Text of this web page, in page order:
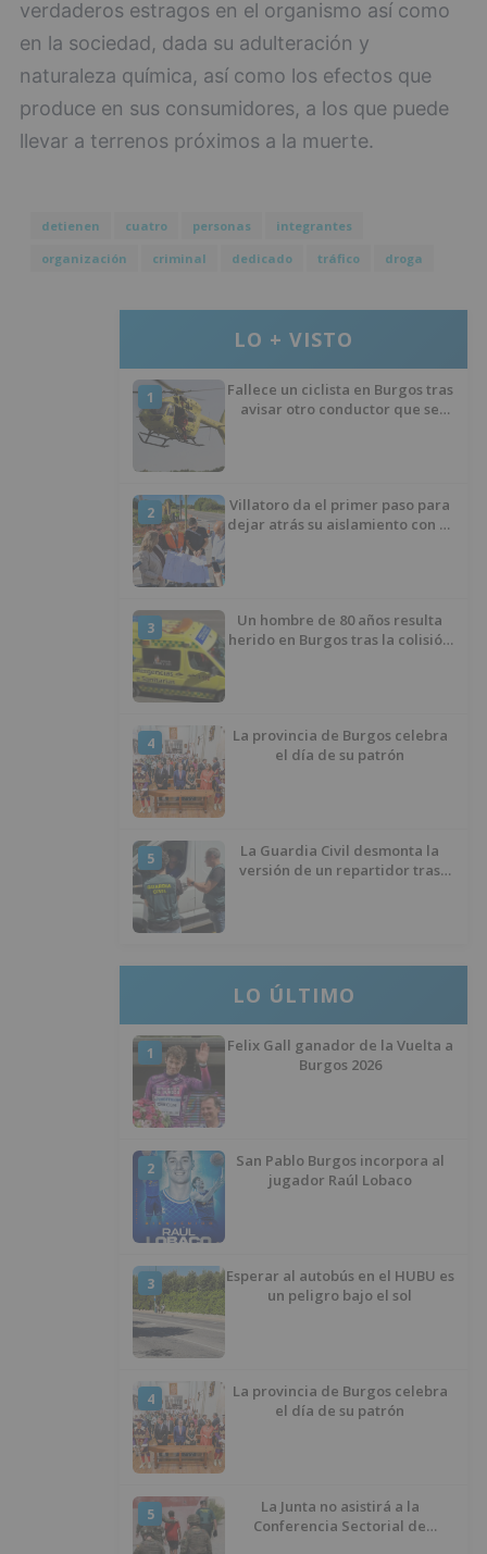
verdaderos estragos en el organismo así como
en la sociedad, dada su adulteración y
naturaleza química, así como los efectos que
produce en sus consumidores, a los que puede
llevar a terrenos próximos a la muerte.
detienen cuatro personas
integrantes
organización
criminal dedicado tráfico droga
LO + VISTO
1
Fallece un ciclista en Burgos tras
avisar otro conductor que se
2
Villatoro da el primer paso para
dejar atrás su aislamiento con el
3
Un hombre de 80 años resulta
herido en Burgos tras la colisión
4
La provincia de Burgos celebra
el día de su patrón
5
La Guardia Civil desmonta la
versión de un repartidor tras
LO ÚLTIMO
1
Felix Gall ganador de la Vuelta a
Burgos 2026
2
San Pablo Burgos incorpora al
jugador Raúl Lobaco
3
Esperar al autobús en el HUBU es
un peligro bajo el sol
4
La provincia de Burgos celebra
el día de su patrón
5
La Junta no asistirá a la
Conferencia Sectorial de